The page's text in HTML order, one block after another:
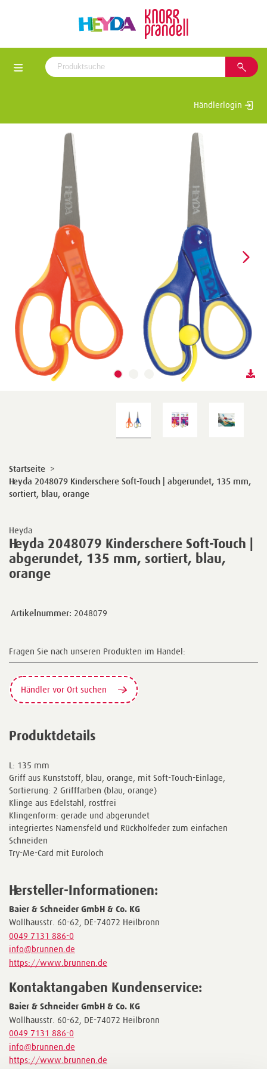
Händlerlogin
Heyda
Heyda 2048079 Kinderschere Soft-Touch |
abgerundet, 135 mm, sortiert, blau,
orange
Startseite >
Heyda 2048079 Kinderschere Soft-Touch | abgerundet, 135 mm,
sortiert, blau, orange
Artikelnummer: 2048079
Fragen Sie nach unseren Produkten im Handel:
Händler vor Ort suchen
Produktdetails
L: 135 mm
Griff aus Kunststoff, blau, orange, mit Soft-Touch-Einlage,
Sortierung: 2 Grifffarben (blau, orange)
Klinge aus Edelstahl, rostfrei
Klingenform: gerade und abgerundet
integriertes Namensfeld und Rückholfeder zum einfachen
Schneiden
Try-Me-Card mit Euroloch
Hersteller-Informationen:
Baier & Schneider GmbH & Co. KG
Wollhausstr. 60-62, DE-74072 Heilbronn
0049 7131 886-0
info@brunnen.de
https://www.brunnen.de
Kontaktangaben Kundenservice:
Baier & Schneider GmbH & Co. KG
Wollhausstr. 60-62, DE-74072 Heilbronn
0049 7131 886-0
info@brunnen.de
https://www.brunnen.de